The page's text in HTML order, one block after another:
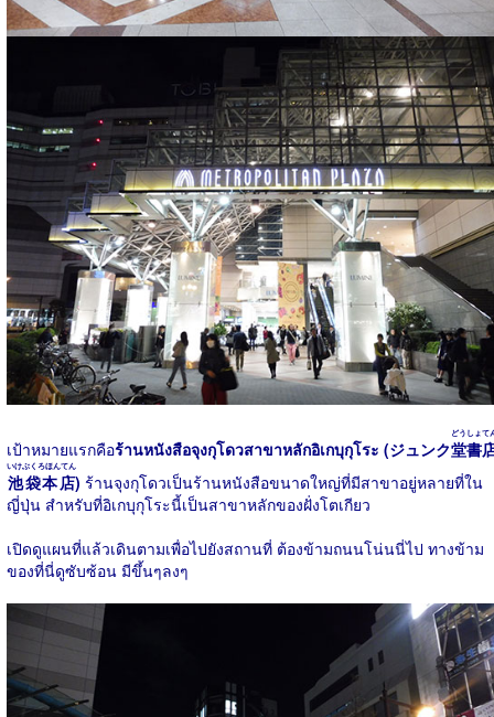
เป้าหมายแรกคือร้านหนังสือจุงกุโดวสาขาหลักอิเกบุกุโระ (ジュンク堂
どう
書
しょて
池袋本店
いけぶくろほんてん
) ร้านจุงกุโดวเป็นร้านหนังสือขนาดใหญ่ที่มีสาขาอยู่หลายที่ใน
ญี่ปุ่น สำหรับที่อิเกบุกุโระนี้เป็นสาขาหลักของฝั่งโตเกียว
เปิดดูแผนที่แล้วเดินตามเพื่อไปยังสถานที่ ต้องข้ามถนนโน่นนี่ไป ทางข้าม
ของที่นี่ดูซับซ้อน มีขึ้นๆลงๆ